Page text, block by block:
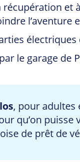
et
le garage de
, pour adultes
qu’on
de prêt de